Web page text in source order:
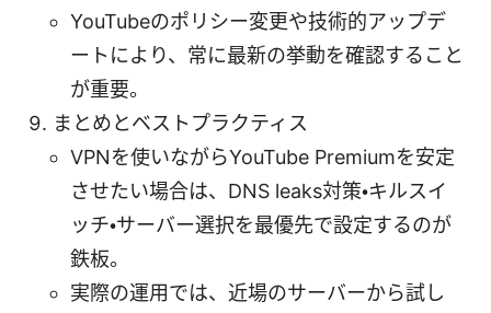
YouTubeのポリシー変更や技術的アップデ
ートにより、常に最新の挙動を確認すること
が重要。
まとめとベストプラクティス
VPNを使いながらYouTube Premiumを安定
させたい場合は、DNS leaks対策・キルスイ
ッチ・サーバー選択を最優先で設定するのが
鉄板。
実際の運用では、近場のサーバーから試し